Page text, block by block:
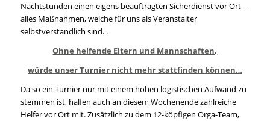
Nachtstunden einen eigens beauftragten Sicherdienst vor Ort –
alles Maßnahmen, welche für uns als Veranstalter
selbstverständlich sind. .
Ohne helfende Eltern und Mannschaften,
würde unser Turnier nicht mehr stattfinden können…
Da so ein Turnier nur mit einem hohen logistischen Aufwand zu
stemmen ist, halfen auch an diesem Wochenende zahlreiche
Helfer vor Ort mit. Zusätzlich zu dem 12-köpfigen Orga-Team,